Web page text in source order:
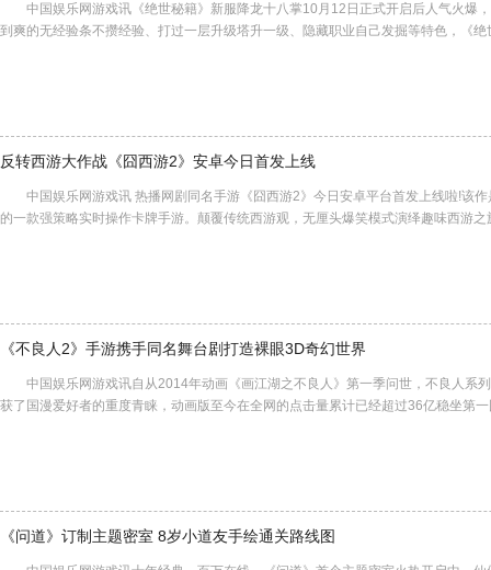
中国娱乐网游戏讯《绝世秘籍》新服降龙十八掌10月12日正式开启后人气火爆
到爽的无经验条不攒经验、打过一层升级塔升一级、隐藏职业自己发掘等特色，《
反转西游大作战《囧西游2》安卓今日首发上线
中国娱乐网游戏讯 热播网剧同名手游《囧西游2》今日安卓平台首发上线啦!该作
的一款强策略实时操作卡牌手游。颠覆传统西游观，无厘头爆笑模式演绎趣味西游
《不良人2》手游携手同名舞台剧打造裸眼3D奇幻世界
中国娱乐网游戏讯自从2014年动画《画江湖之不良人》第一季问世，不良人系
获了国漫爱好者的重度青睐，动画版至今在全网的点击量累计已经超过36亿稳坐第
《问道》订制主题密室 8岁小道友手绘通关路线图